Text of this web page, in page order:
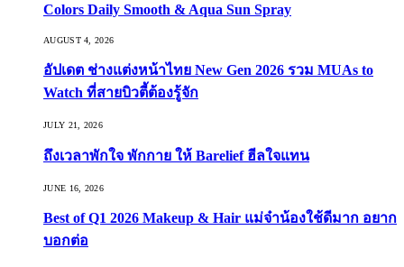
Colors Daily Smooth & Aqua Sun Spray
AUGUST 4, 2026
อัปเดต ช่างแต่งหน้าไทย New Gen 2026 รวม MUAs to
Watch ที่สายบิวตี้ต้องรู้จัก
JULY 21, 2026
ถึงเวลาพักใจ พักกาย ให้ Barelief ฮีลใจแทน
JUNE 16, 2026
Best of Q1 2026 Makeup & Hair แม่จ๋าน้องใช้ดีมาก อยาก
บอกต่อ